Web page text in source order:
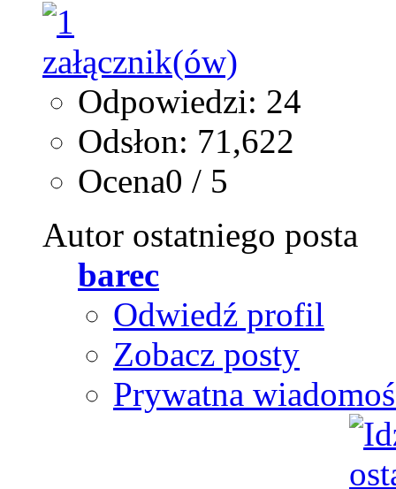
Odpowiedzi: 24
Odsłon: 71,622
Ocena0 / 5
Autor ostatniego posta
barec
Odwiedź profil
Zobacz posty
Prywatna